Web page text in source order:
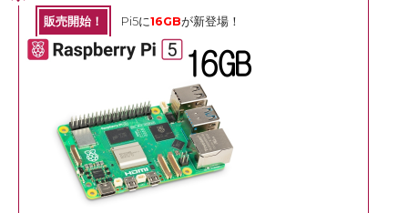
販売開始！ Pi5に16GBが新登場！